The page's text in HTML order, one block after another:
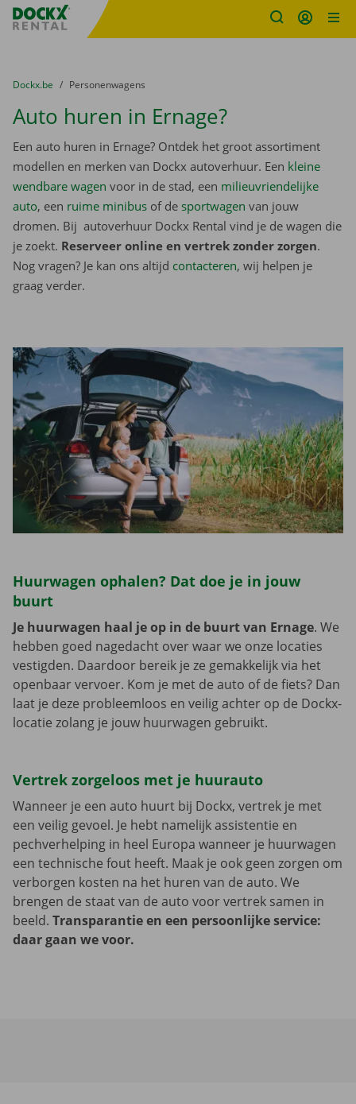
Fratello DEMO
U bevindt zich hier:
van
Dockx.be naar
Personenwagens
Auto huren in Ernage?
Een auto huren in Ernage? Ontdek het groot assortiment
modellen en merken van Dockx autoverhuur. Een kleine
wendbare wagen voor in de stad, een milieuvriendelijke
auto, een ruime minibus of de sportwagen van jouw
dromen. Bij autoverhuur Dockx Rental vind je de wagen die
je zoekt. Reserveer online en vertrek zonder zorgen.
Nog vragen? Je kan ons altijd contacteren, wij helpen je
graag verder.
Huurwagen ophalen? Dat doe je in jouw
buurt
Je huurwagen haal je op in de buurt van Ernage. We
hebben goed nagedacht over waar we onze locaties
vestigden. Daardoor bereik je ze gemakkelijk via het
openbaar vervoer. Kom je met de auto of de fiets? Dan
laat je deze probleemloos en veilig achter op de Dockx-
locatie zolang je jouw huurwagen gebruikt.
Vertrek zorgeloos met je huurauto
Wanneer je een auto huurt bij Dockx, vertrek je met
een veilig gevoel. Je hebt namelijk assistentie en
pechverhelping in heel Europa wanneer je huurwagen
een technische fout heeft. Maak je ook geen zorgen om
verborgen kosten na het huren van de auto. We
brengen de staat van de auto voor vertrek samen in
beeld. Transparantie en een persoonlijke service:
daar gaan we voor.